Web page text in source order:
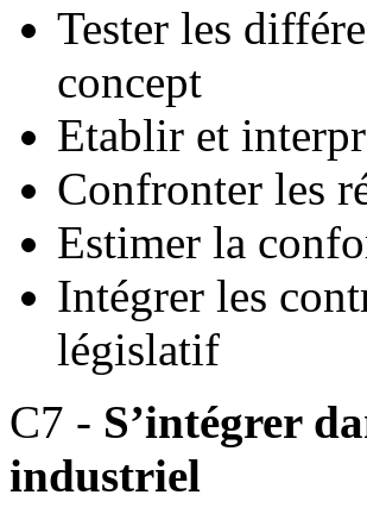
Tester les
concept
Etablir et
Confronter les
Estimer la
Intégrer les
législatif
C7 - S’intégrer
industriel